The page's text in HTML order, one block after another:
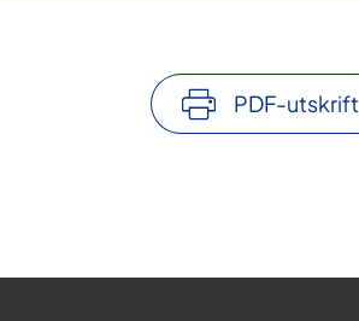
PDF-utskrift